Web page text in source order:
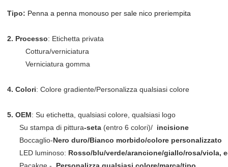
Tipo: Penna a penna monouso per sale nico preriempita
2. Processo: Etichetta privata
Cottura/verniciatura
Verniciatura gomma
4. Colori: Colore gradiente/Personalizza qualsiasi colore
5. OEM: Su etichetta, qualsiasi colore, qualsiasi logo
Su stampa di pittura-seta(entro 6 colori)/ incisione
Boccaglio-Nero duro/Bianco morbido/colore personalizzato
LED luminoso: Rosso/blu/verde/arancione/giallo/rosa/viola,